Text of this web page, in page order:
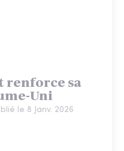
renforce sa
Uni
le 8 Janv. 2026